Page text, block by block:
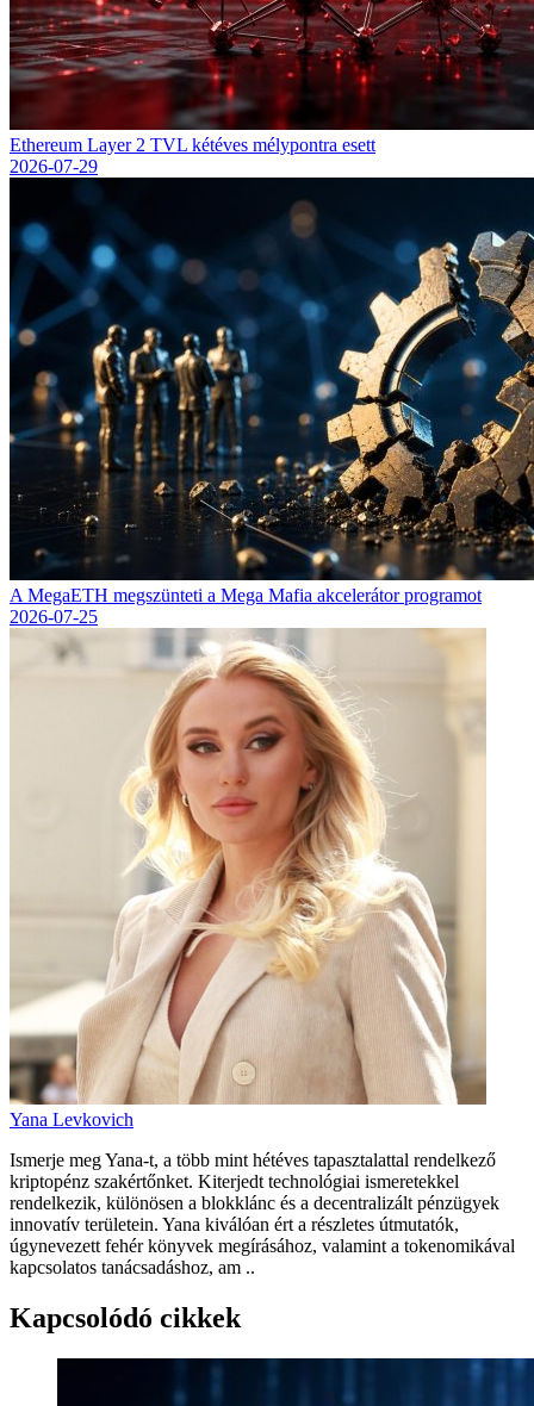
Ethereum Layer 2 TVL kétéves mélypontra esett
2026-07-29
A MegaETH megszünteti a Mega Mafia akcelerátor programot
2026-07-25
Yana Levkovich
Ismerje meg Yana-t, a több mint hétéves tapasztalattal rendelkező
kriptopénz szakértőnket. Kiterjedt technológiai ismeretekkel
rendelkezik, különösen a blokklánc és a decentralizált pénzügyek
innovatív területein. Yana kiválóan ért a részletes útmutatók,
úgynevezett fehér könyvek megírásához, valamint a tokenomikával
kapcsolatos tanácsadáshoz, am ..
Kapcsolódó cikkek